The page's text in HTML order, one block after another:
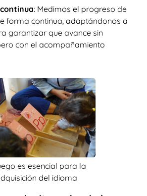
: Medimos el progreso de
forma continua, adaptándonos a
garantizar que avance sin
con el acompañamiento
es esencial para la
del idioma